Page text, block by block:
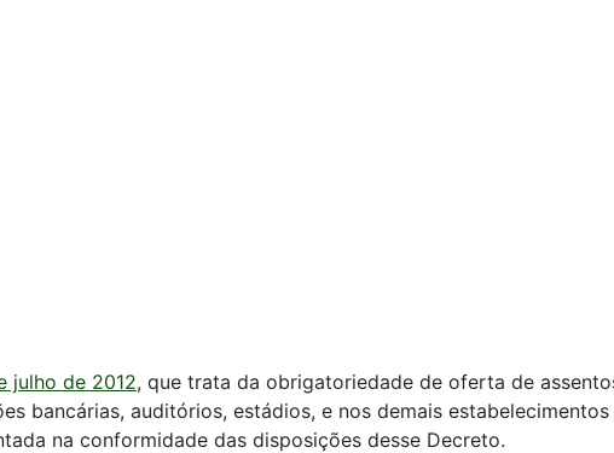
julho de 2012, que trata da obrigatoriedade de oferta de
bancárias, auditórios, estádios, e nos demais
na conformidade das disposições desse Decreto.